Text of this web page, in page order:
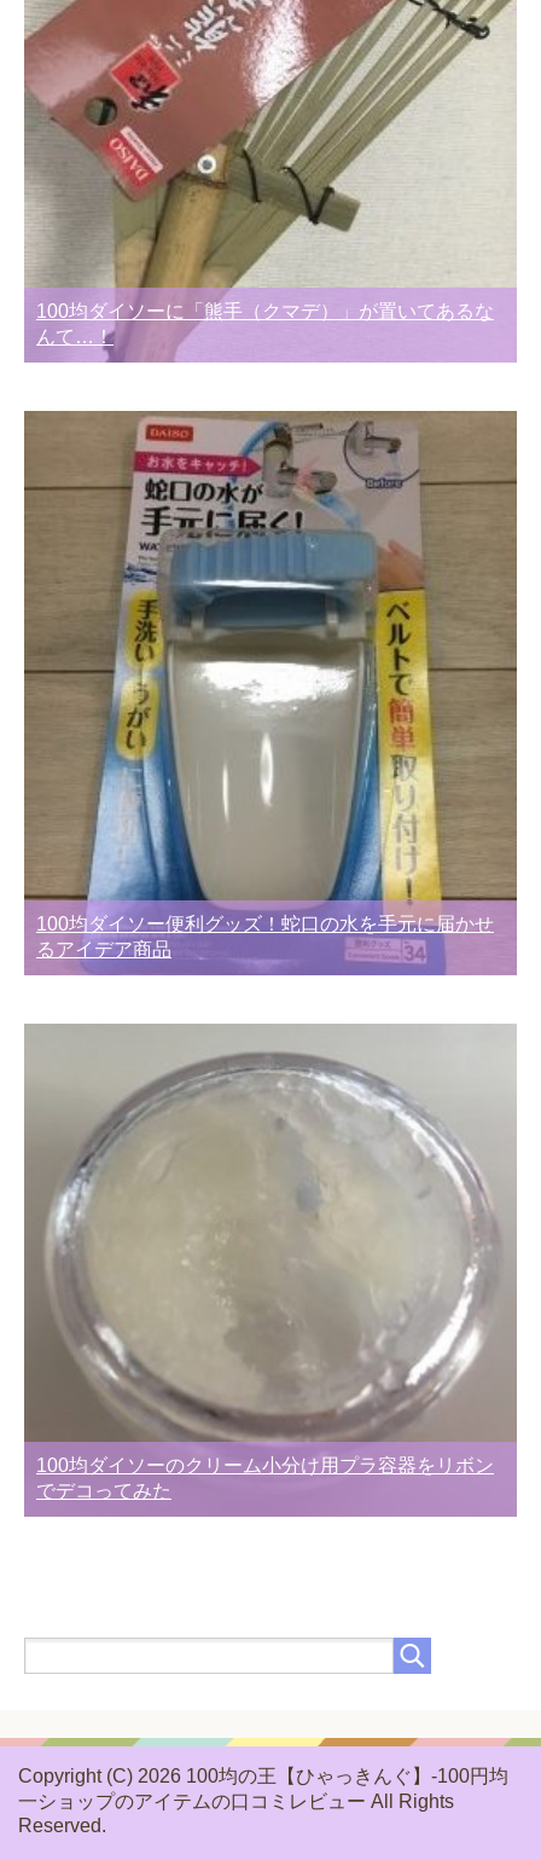
100均ダイソーに「熊手（クマデ）」が置いてあるな
んて…！
100均ダイソー便利グッズ！蛇口の水を手元に届かせ
るアイデア商品
100均ダイソーのクリーム小分け用プラ容器をリボン
でデコってみた
Copyright (C) 2026 100均の王【ひゃっきんぐ】-100円均
一ショップのアイテムの口コミレビュー All Rights
Reserved.